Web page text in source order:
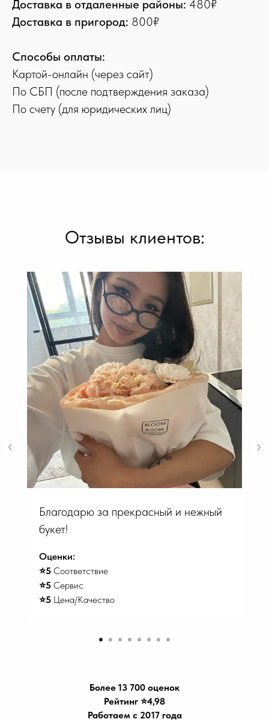
Доставка в отдаленные районы: 480₽
Доставка в пригород: 800₽
Способы оплаты:
Картой-онлайн (через сайт)
По СБП (после подтверждения заказа)
По счету (для юридических лиц)
Отзывы клиентов:
Благодарю за прекрасный и нежный
букет!
Оценки:
⭐️5 Соответствие
⭐️5 Сервис
⭐️5 Цена/Качество
Более 13 700 оценок
Рейтинг ⭐️4,98
Работаем с 2017 года